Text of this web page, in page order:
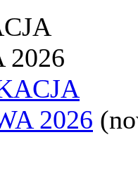
2026
2026